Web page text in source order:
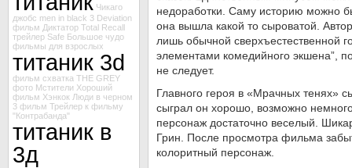
Чикаго
джобс men in black 3 Deviation
фильм Диктатор Total Recall
трейлер Safe Большое чудо
фильмы для взрослых
титаник 3d
фильм схватка THE GREY
фото Мстители Хороший
фильм Хэнкок Люди в черном
3 фильм Трейлер к фильму
"Контрабанда"
титаник в
3д
недоработки. Саму историю можно
она вышла какой то сыроватой.
лишь обычной сверхъестественной
элементами комедийного экшена”,
не следует.
Главного героя в «Мрачных тенях»
сыграл он хорошо, возможно
персонаж достаточно веселый.
Грин. После просмотра фильма
колоритный персонаж.